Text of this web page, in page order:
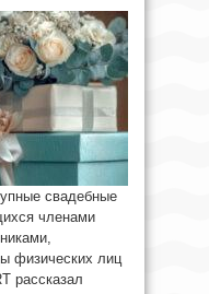
свадебные
членами
физических лиц
рассказал